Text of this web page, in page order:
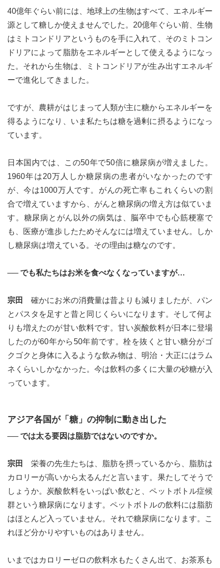
ノミスタイル] 公式twitterペ
style[イエノミスタイル] 公式
40億年ぐらい前には、地球上の生物はすべて、エネルギー
源として糖しか使えませんでした。20億年ぐらい前、生物
はミトコンドリアというものを手に入れて、そのミトコン
ドリアによって脂肪をエネルギーとして使えるようになっ
た。それから生物は、ミトコンドリアが生み出すエネルギ
ーで進化してきました。
ですが、農耕がはじまって人類が主に糖からエネルギーを
得るようになり、いま私たちは糖を過剰に摂るようになっ
ています。
日本国内では、この50年で50倍に糖尿病が増えました。
1960年は20万人しか糖尿病の患者がいなかったのです
が、今は1000万人です。がんの死亡率もこれくらいの割
合で増えていますから、がんと糖尿病の増え方は似ていま
す。糖尿病とがん以外の病気は、脳卒中でも心筋梗塞で
も、医療が進歩したためそんなには増えていません。しか
し糖尿病は増えている。その理由は糖なのです。
── でも私たちはお米を食べなくなっていますが…
宗田
確かにお米の消費量は昔よりも減りましたが、パン
とパスタを足すと昔と同じくらいになります。そして何よ
りも増えたのが甘い飲料です。甘い炭酸飲料が日本に登場
したのが60年から50年前です。栓を抜くと甘い糖分がゴ
クゴクと身体に入るような飲み物は、明治・大正にはラム
ネくらいしかなかった。今は飲料の多くに大量の砂糖が入
っています。
アジア各国が「糖」の抑制に動き出した
── では太る要因は脂肪ではないのですか。
宗田
栄養の先生たちは、脂肪を摂っているから、脂肪は
カロリーが高いから太るんだと言います。果たしてそうで
しょうか。炭酸飲料をいっぱい飲むと、ペットボトル症候
群という糖尿病になります。ペットボトルの飲料には脂肪
はほとんど入っていません。それで糖尿病になります。こ
れほど分かりやすいものはありません。
いまではカロリーゼロの飲料水もたくさん出て、お茶系も